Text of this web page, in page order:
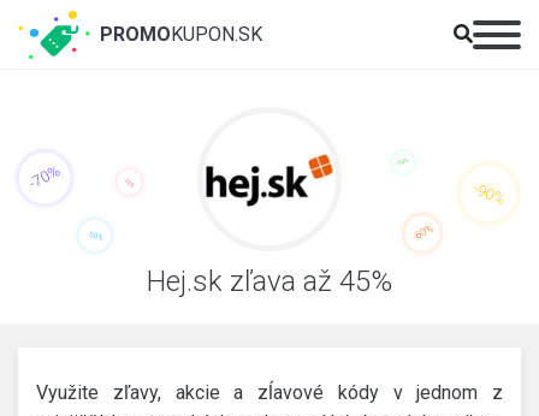
Hej.sk zľava až 45%
Využite zľavy, akcie a zĺavové kódy v jednom z
PROMOKUPON.SK